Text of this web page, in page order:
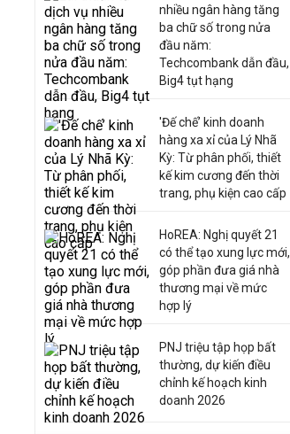
nhiều ngân hàng tăng
ba chữ số trong nửa
đầu năm:
Techcombank dẫn đầu,
Big4 tụt hạng
'Đế chế’ kinh doanh
hàng xa xỉ của Lý Nhã
Kỳ: Từ phân phối, thiết
kế kim cương đến thời
trang, phụ kiện cao cấp
HoREA: Nghị quyết 21
có thể tạo xung lực mới,
góp phần đưa giá nhà
thương mại về mức
hợp lý
PNJ triệu tập họp bất
thường, dự kiến điều
chỉnh kế hoạch kinh
doanh 2026